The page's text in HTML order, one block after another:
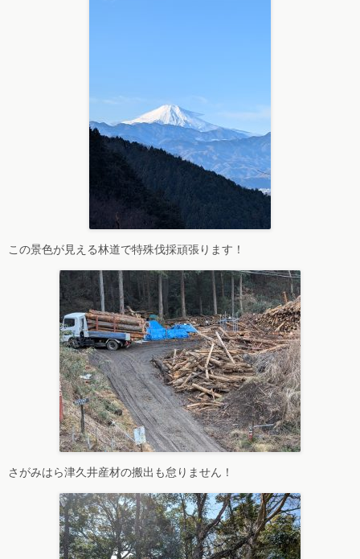
この景色が見える林道で特殊伐採頑張ります！
さがみはら津久井産材の搬出も怠りません！